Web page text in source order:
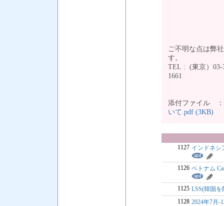
ご不明な点は弊
す。
TEL : (東京）03-
添付ファイル
いて.pdf (3KB)
1127 インドネシ
1126 ベトナム
1125 LSS(韓国を
1128 2024年7月